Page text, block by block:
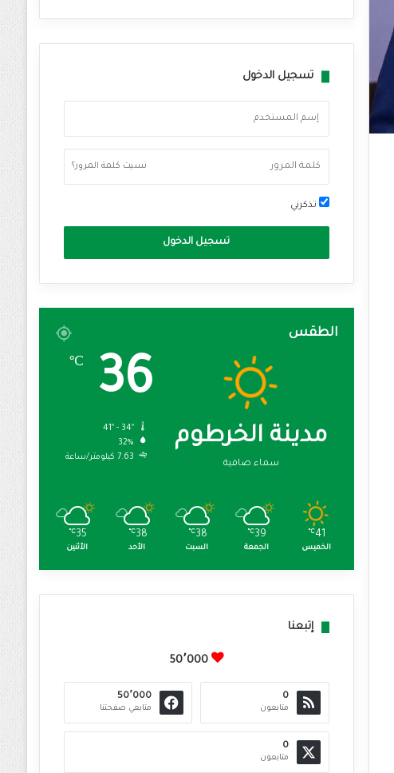
تسجيل الدخول
نسيت كلمة المرور؟
تذكرني
تسجيل الدخول
الطقس
مدينة الخرطوم
سماء صافية
36
℃
32%
7.63 كيلومتر/ساعة
41
℃
الخميس
39
℃
الجمعة
38
℃
السبت
38
℃
الأحد
35
℃
الأثنين
إتبعنا
50٬000
0
متابعون
50٬000
متابعي صفحتنا
0
متابعون